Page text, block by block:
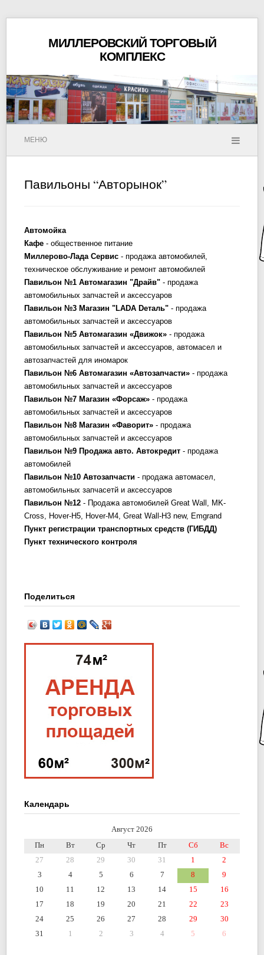
МИЛЛЕРОВСКИЙ ТОРГОВЫЙ
КОМПЛЕКС
МЕНЮ
Павильоны “Авторынок”
Автомойка
Кафе - общественное питание
Миллерово-Лада Сервис - продажа автомобилей,
техническое обслуживание и ремонт автомобилей
Павильон №1 Автомагазин "Драйв" - продажа
автомобильных запчастей и аксессуаров
Павильон №3 Магазин "LADA Dеталь" - продажа
автомобильных запчастей и аксессуаров
Павильон №5 Автомагазин «Движок» - продажа
автомобильных запчастей и аксессуаров, автомасел и
автозапчастей для иномарок
Павильон №6 Автомагазин «Автозапчасти» - продажа
автомобильных запчастей и аксессуаров
Павильон №7 Магазин «Форсаж» - продажа
автомобильных запчастей и аксессуаров
Павильон №8 Магазин «Фаворит» - продажа
автомобильных запчастей и аксессуаров
Павильон №9 Продажа авто. Автокредит - продажа
автомобилей
Павильон №10 Автозапчасти - продажа автомасел,
автомобильных запчасетй и аксессуаров
Павильон №12 - Продажа автомобилей Great Wall, MK-
Cross, Hover-H5, Hover-M4, Great Wall-H3 new, Emgrand
Пункт регистрации транспортных средств (ГИБДД)
Пункт технического контроля
Поделиться
Календарь
Август 2026
Пн
Вт Ср Чт Пт Сб
Вс
27
28 29 30 31 1
2
3
4 5 6 7 8
9
10
11 12 13 14 15
16
17
18 19 20 21 22
23
24
25 26 27 28 29
30
31
1 2 3 4 5 6